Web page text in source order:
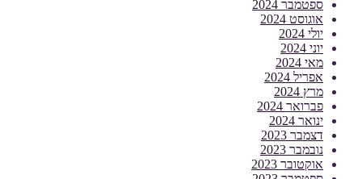
ספטמבר 2024
אוגוסט 2024
יולי 2024
יוני 2024
מאי 2024
אפריל 2024
מרץ 2024
פברואר 2024
ינואר 2024
דצמבר 2023
נובמבר 2023
אוקטובר 2023